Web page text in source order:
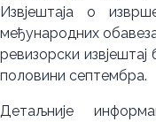
Извјештаја о
међународних
ревизорски
половини септембра.
Детаљније